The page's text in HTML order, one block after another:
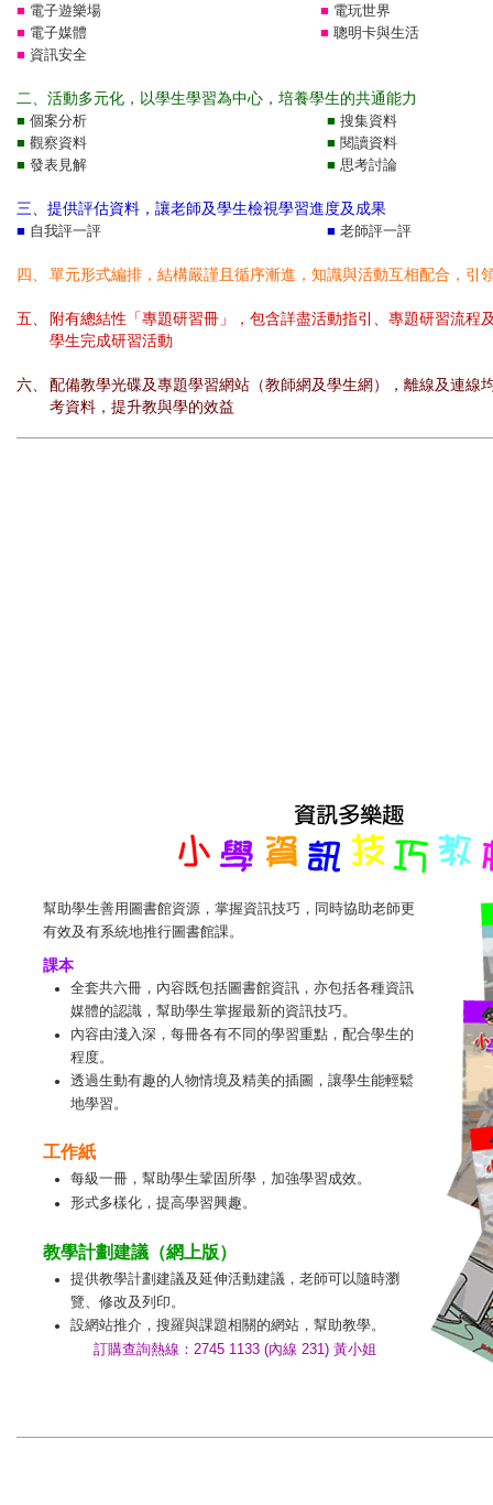
■ 電子遊樂場 ■ 電玩世界
■ 電子媒體 ■ 聰明卡與生活
■ 資訊安全
二、活動多元化，以學生學習為中心，培養學生的共通能力
■ 個案分析 ■ 搜集資料
■ 觀察資料 ■ 閱讀資料
■ 發表見解 ■ 思考討論
三、提供評估資料，讓老師及學生檢視學習進度及成果
■ 自我評一評 ■ 老師評一評
四、 單元形式編排，結構嚴謹且循序漸進，知識與活動互相配合，引
五、
附有總結性「專題研習冊」，包含詳盡活動指引、專題研習流程
學生完成研習活動
六、
配備教學光碟及專題學習網站（教師網及學生網），離線及連線
考資料，提升教與學的效益
幫助學生善用圖書館資源，掌握資訊技巧，同時協助老師更
有效及有系統地推行圖書館課。
課本
●
全套共六冊，內容既包括圖書館資訊，亦包括各種資訊
媒體的認識，幫助學生掌握最新的資訊技巧。
●
內容由淺入深，每冊各有不同的學習重點，配合學生的
程度。
●
透過生動有趣的人物情境及精美的插圖，讓學生能輕鬆
地學習。
工作紙
● 每級一冊，幫助學生鞏固所學，加強學習成效。
● 形式多樣化，提高學習興趣。
教學計劃建議（網上版）
●
提供教學計劃建議及延伸活動建議，老師可以隨時瀏
覽、修改及列印。
●
設網站推介，搜羅與課題相關的網站，幫助教學。
訂購查詢熱線：2745 1133 (內線 231) 黃小姐